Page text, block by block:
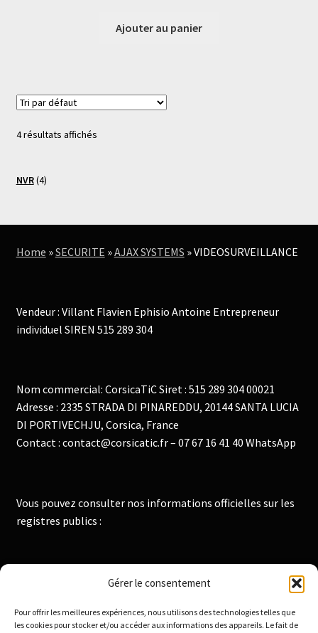
Gérer le consentement
Pour offrir les meilleures expériences, nous utilisons des technologies telles que
les cookies pour stocker et/ou accéder aux informations des appareils. Le fait de
Ajouter au panier
4 résultats affichés
NVR 44
Home »SECURITE »AJAX SYSTEMS »VIDEOSURVEILLANCE
Vendeur : Villant Flavien Ephisio Antoine Entrepreneur
individuel SIREN 515 289 304
Nom commercial: CorsicaTiC Siret : 515 289 304 00021
Adresse : 2335 STRADA DI PINAREDDU, 20144 SANTA LUCIA
DI PORTIVECHJU, Corsica, France
Contact : contact@corsicatic.fr – 07 67 16 41 40 WhatsApp
Vous pouvez consulter nos informations officielles sur les
registres publics :
Institut National de la Propriété Industrielle :
Infogreffe : https://www.infogreffe.fr